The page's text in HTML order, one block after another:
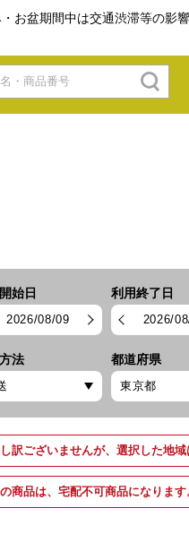
盆期間中は交通渋滞等の影
始日
2026/08/09
利用終了日
2026/
法 都道府県
訳ございませんが、選択した地域
商品は、宅配不可商品になります